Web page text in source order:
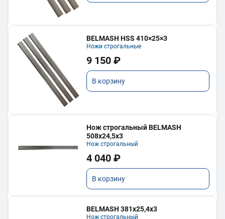
BELMASH HSS 410×25×3
Ножи строгальные
9 150 ₽
В корзину
Нож строгальный BELMASH
508х24,5х3
Нож строгальный
4 040 ₽
В корзину
BELMASH 381х25,4х3
Нож строгальный